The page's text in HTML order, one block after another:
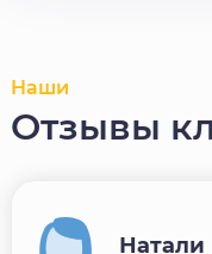
Наши
Отзывы
Натали